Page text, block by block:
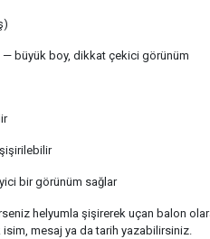
— büyük boy, dikkat çekici görünüm
bir görünüm sağlar
helyumla şişirerek uçan balon
mesaj ya da tarih yazabilirsiniz.